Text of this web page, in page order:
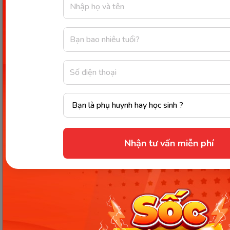
Nhận tư vấn miễn phí
Dấu hiệu sắp sinh
Tuần 39 là thời điểm ngày dự sinh đã gần kề, mẹ
cần chú ý đến một số dấu hiệu sắp sinh dưới đây: